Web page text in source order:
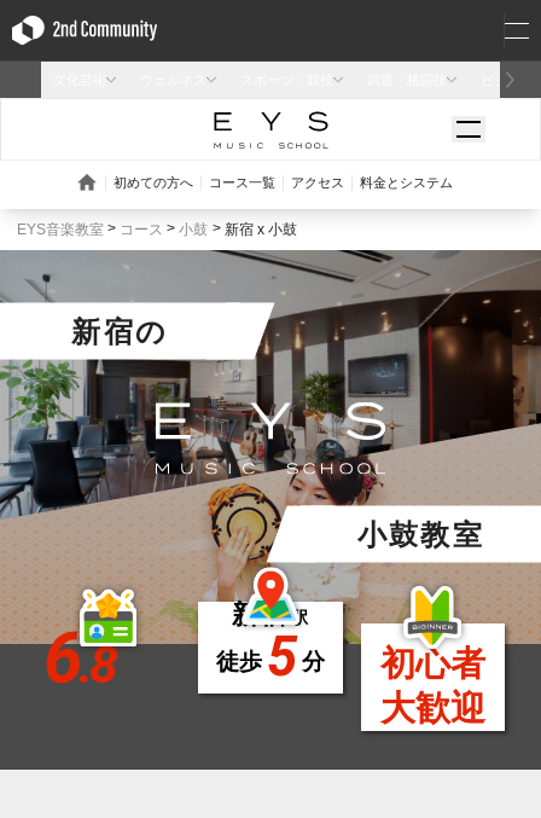
EYS音楽教室 コース 小鼓 新宿 x 小鼓
新宿の
小鼓教室
6.8
新宿駅
徒歩 5分
初心者
大歓迎